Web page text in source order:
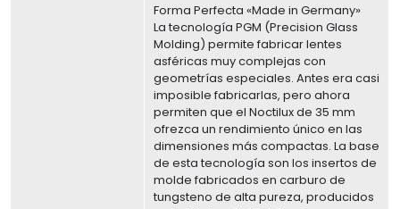
Forma Perfecta «Made in Germany»
La tecnología PGM (Precision Glass
Molding) permite fabricar lentes
asféricas muy complejas con
geometrías especiales. Antes era casi
imposible fabricarlas, pero ahora
permiten que el Noctilux de 35 mm
ofrezca un rendimiento único en las
dimensiones más compactas. La base
de esta tecnología son los insertos de
molde fabricados en carburo de
tungsteno de alta pureza, producidos